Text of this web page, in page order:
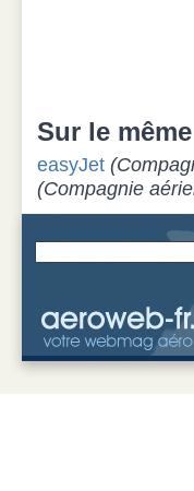
Sur le
easyJet
(Compagnie